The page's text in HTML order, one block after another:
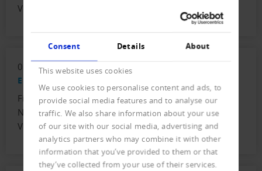
Consent Details About
This website uses cookies
We use cookies to personalise content and ads, to
provide social media features and to analyse our
traffic. We also share information about your use
of our site with our social media, advertising and
analytics partners who may combine it with other
information that you’ve provided to them or that
they’ve collected from your use of their services.
Vorjahresvergleich.
03. October 2023
Erneut 10'000 Firmenkonkurse für 2023 erwartet
Firmen- und Privat-Konkurse sowie der
Neueintragungen und Löschungen mit
Vorjahresvergleich.